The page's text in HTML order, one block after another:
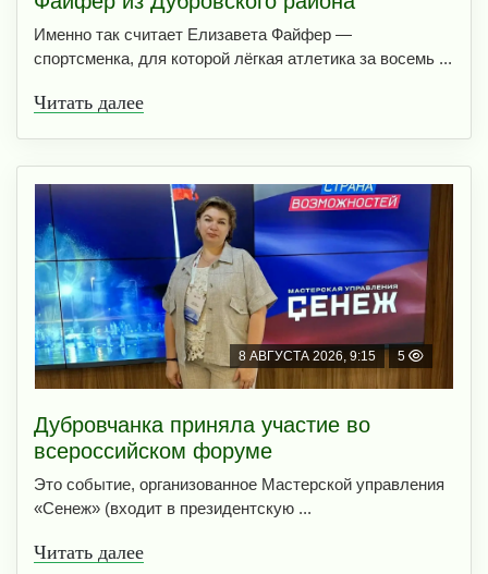
Именно так считает Елизавета Файфер —
спортсменка, для которой лёгкая атлетика за восемь ...
Читать далее
8 АВГУСТА 2026, 9:15 5
Дубровчанка приняла участие во
всероссийском форуме
Это событие, организованное Мастерской управления
«Сенеж» (входит в президентскую ...
Читать далее